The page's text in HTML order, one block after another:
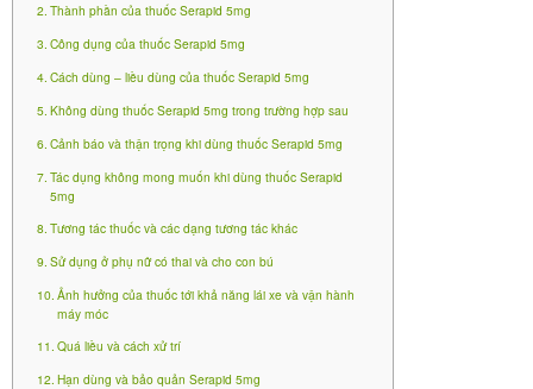
– Trẻ em < 12 tuổi: chưa có bằng chứng đầy đủ về
hiệu quả và độ an toàn của flunarizin trên đối tượng
này. Không khuyến cáo sử dụng flunarizin cho trẻ em
dưới 12 tuổi.
Không dùng thuốc Serapid 5mg trong
trường hợp sau
Andriol Testocaps 40mg
Thành phần của thuốc Serapid 5mg
Công dụng của thuốc Serapid 5mg
Cách dùng – liều dùng của thuốc Serapid 5mg
Không dùng thuốc Serapid 5mg trong trường hợp sau
Cảnh báo và thận trọng khi dùng thuốc Serapid 5mg
Tác dụng không mong muốn khi dùng thuốc Serapid
5mg
Tương tác thuốc và các dạng tương tác khác
Sử dụng ở phụ nữ có thai và cho con bú
Ảnh hưởng của thuốc tới khả năng lái xe và vận hành
máy móc
Quá liều và cách xử trí
Hạn dùng và bảo quản Serapid 5mg